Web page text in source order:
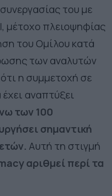
του με
μέτοχο πλειοψηφίας
του Ομίλου κατά
των αναλυτών
η συμμετοχή σε
αναπτύξει
των 100
σημαντική
Αυτή τη στιγμή
αριθμεί περί τα